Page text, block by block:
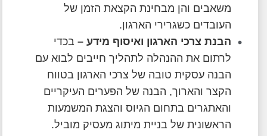
משאבים והן מבחינת הקצאת הזמן של
העובדים כשגרירי הארגון.
הבנת צרכי הארגון ואיסוף מידע – בכדי
לרתום את ההנהלה לתהליך חייבים לבוא עם
הבנה עסקית טובה של צרכי הארגון בטווח
הקצר והארוך, הבנה של הפערים העיקריים
והאתגרים בתחום הגיוס והצגת המשמעות
הראשונית של בניית מיתוג מעסיק מוביל.